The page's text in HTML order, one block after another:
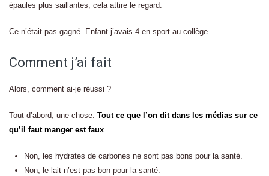
épaules plus saillantes, cela attire le regard.
Ce n’était pas gagné. Enfant j’avais 4 en sport au collège.
Comment j’ai fait
Alors, comment ai-je réussi ?
Tout d’abord, une chose. Tout ce que l’on dit dans les médias sur ce
qu’il faut manger est faux.
Non, les hydrates de carbones ne sont pas bons pour la santé.
Non, le lait n’est pas bon pour la santé.